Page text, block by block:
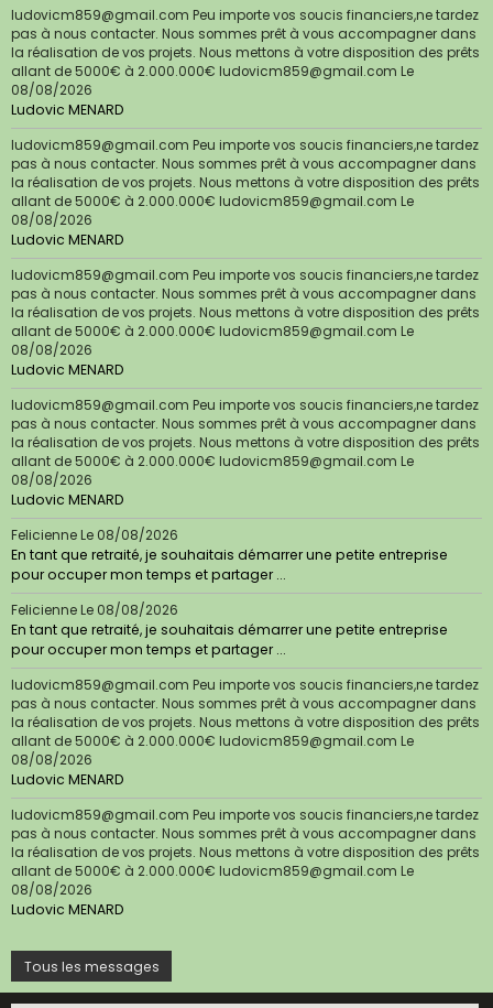
ludovicm859@gmail.com Peu importe vos soucis financiers,ne tardez
pas à nous contacter. Nous sommes prêt à vous accompagner dans
la réalisation de vos projets. Nous mettons à votre disposition des prêts
allant de 5000€ à 2.000.000€ ludovicm859@gmail.com Le
08/08/2026
Ludovic MENARD
ludovicm859@gmail.com Peu importe vos soucis financiers,ne tardez
pas à nous contacter. Nous sommes prêt à vous accompagner dans
la réalisation de vos projets. Nous mettons à votre disposition des prêts
allant de 5000€ à 2.000.000€ ludovicm859@gmail.com Le
08/08/2026
Ludovic MENARD
ludovicm859@gmail.com Peu importe vos soucis financiers,ne tardez
pas à nous contacter. Nous sommes prêt à vous accompagner dans
la réalisation de vos projets. Nous mettons à votre disposition des prêts
allant de 5000€ à 2.000.000€ ludovicm859@gmail.com Le
08/08/2026
Ludovic MENARD
ludovicm859@gmail.com Peu importe vos soucis financiers,ne tardez
pas à nous contacter. Nous sommes prêt à vous accompagner dans
la réalisation de vos projets. Nous mettons à votre disposition des prêts
allant de 5000€ à 2.000.000€ ludovicm859@gmail.com Le
08/08/2026
Ludovic MENARD
FelicienneLe 08/08/2026
En tant que retraité, je souhaitais démarrer une petite entreprise
pour occuper mon temps et partager ...
FelicienneLe 08/08/2026
En tant que retraité, je souhaitais démarrer une petite entreprise
pour occuper mon temps et partager ...
ludovicm859@gmail.com Peu importe vos soucis financiers,ne tardez
pas à nous contacter. Nous sommes prêt à vous accompagner dans
la réalisation de vos projets. Nous mettons à votre disposition des prêts
allant de 5000€ à 2.000.000€ ludovicm859@gmail.com Le
08/08/2026
Ludovic MENARD
ludovicm859@gmail.com Peu importe vos soucis financiers,ne tardez
pas à nous contacter. Nous sommes prêt à vous accompagner dans
la réalisation de vos projets. Nous mettons à votre disposition des prêts
allant de 5000€ à 2.000.000€ ludovicm859@gmail.com Le
08/08/2026
Ludovic MENARD
Tous les messages